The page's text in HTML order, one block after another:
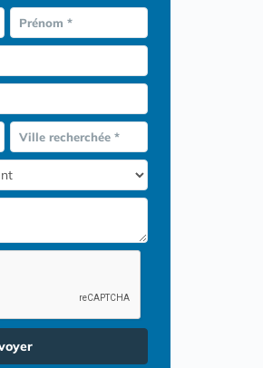
Prénom *
Ville recherchée *